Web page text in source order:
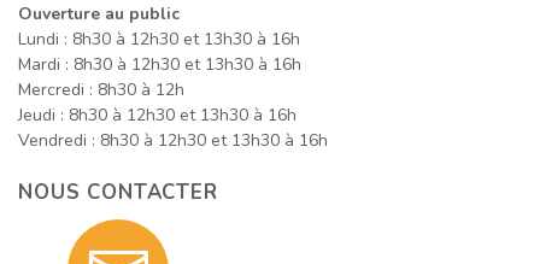
Ouverture au public
Lundi : 8h30 à 12h30 et 13h30 à 16h
Mardi : 8h30 à 12h30 et 13h30 à 16h
Mercredi : 8h30 à 12h
Jeudi : 8h30 à 12h30 et 13h30 à 16h
Vendredi : 8h30 à 12h30 et 13h30 à 16h
NOUS CONTACTER